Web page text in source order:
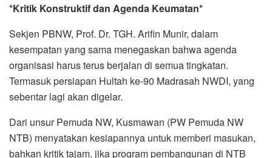
*Kritik Konstruktif dan Agenda Keumatan*
Sekjen PBNW, Prof. Dr. TGH. Arifin Munir, dalam
kesempatan yang sama menegaskan bahwa agenda
organisasi harus terus berjalan di semua tingkatan.
Termasuk persiapan Hultah ke-90 Madrasah NWDI, yang
sebentar lagi akan digelar.
Dari unsur Pemuda NW, Kusmawan (PW Pemuda NW
NTB) menyatakan kesiapannya untuk memberi masukan,
bahkan kritik tajam, jika program pembangunan di NTB